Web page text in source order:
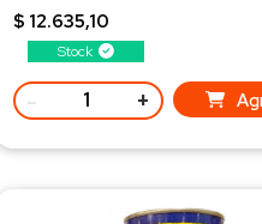
Stock
$ 12.635,10
- +